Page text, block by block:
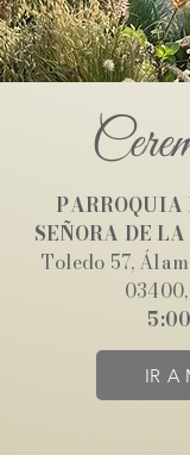
PARROQUIA
SEÑORA DE
Toledo 57,
IR A